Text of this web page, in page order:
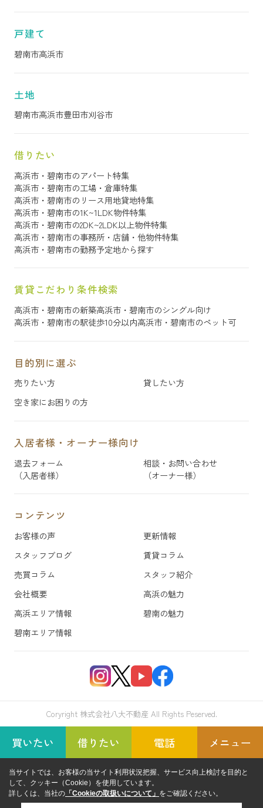
戸建て
碧南市高浜市
土地
碧南市高浜市豊田市刈谷市
借りたい
高浜市・碧南市のアパート特集
高浜市・碧南市の工場・倉庫特集
高浜市・碧南市のリース用地貸地特集
高浜市・碧南市の1K~1LDK物件特集
高浜市・碧南市の2DK~2LDK以上物件特集
高浜市・碧南市の事務所・店舗・他物件特集
高浜市・碧南市の勤務予定地から探す
賃貸こだわり条件検索
高浜市・碧南市の新築高浜市・碧南市のシングル向け
高浜市・碧南市の駅徒歩10分以内高浜市・碧南市のペット可
目的別に選ぶ
売りたい方
貸したい方
空き家にお困りの方
入居者様・オーナー様向け
退去フォーム
（入居者様）
相談・お問い合わせ
（オーナー様）
コンテンツ
お客様の声
更新情報
スタッフブログ
賃貸コラム
売買コラム
スタッフ紹介
会社概要
高浜の魅力
高浜エリア情報
碧南の魅力
碧南エリア情報
Coryright 株式会社八大不動産 All Rights Peserved.
買いたい 借りたい 電話 メニュー
当サイトでは、お客様の当サイト利用状況把握、サービス向上検討を目的と
して、クッキー（Cookie）を使用しています。
詳しくは、当社の 「Cookieの取扱いについて」 をご確認ください。